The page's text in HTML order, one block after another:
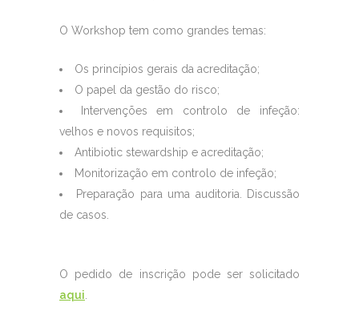
O Workshop tem como grandes temas:
Os princípios gerais da acreditação;
O papel da gestão do risco;
Intervenções em controlo de infeção:
velhos e novos requisitos;
Antibiotic stewardship e acreditação;
Monitorização em controlo de infeção;
Preparação para uma auditoria. Discussão
de casos.
O pedido de inscrição pode ser solicitado
aqui